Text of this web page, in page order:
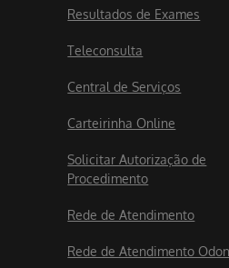
Resultados de Exames
Teleconsulta
Central de Serviços
Carteirinha Online
Solicitar Autorização de
Procedimento
Rede de Atendimento
Rede de Atendimento